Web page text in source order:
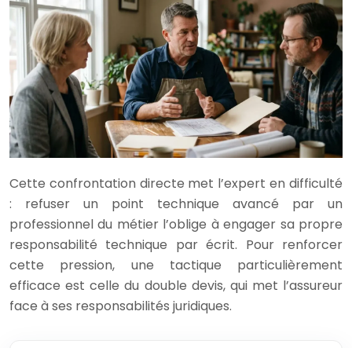
Cette confrontation directe met l’expert en difficulté
: refuser un point technique avancé par un
professionnel du métier l’oblige à engager sa propre
responsabilité technique par écrit. Pour renforcer
cette pression, une tactique particulièrement
efficace est celle du double devis, qui met l’assureur
face à ses responsabilités juridiques.